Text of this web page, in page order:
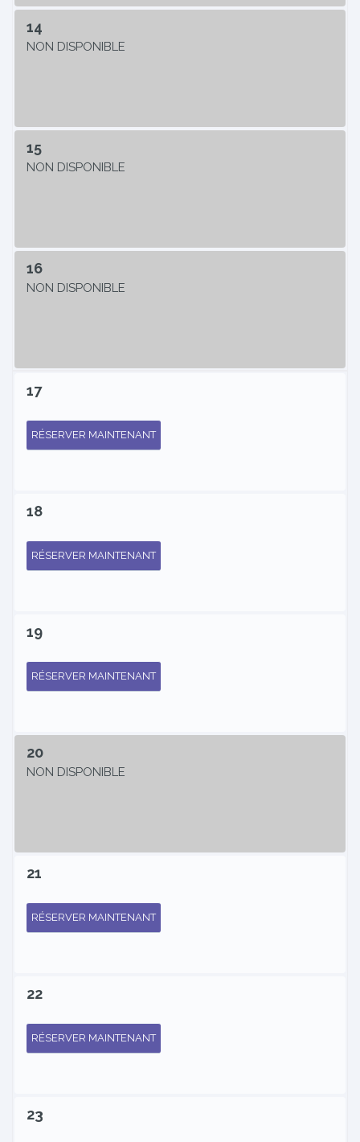
14
NON DISPONIBLE
15
NON DISPONIBLE
16
NON DISPONIBLE
17
RÉSERVER MAINTENANT
18
RÉSERVER MAINTENANT
19
RÉSERVER MAINTENANT
20
NON DISPONIBLE
21
RÉSERVER MAINTENANT
22
RÉSERVER MAINTENANT
23